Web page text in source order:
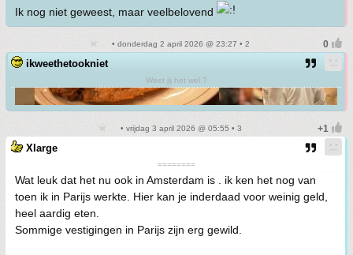
Ik nog niet geweest, maar veelbelovend
• donderdag 2 april 2026 @ 23:27 • 2
ikweethetookniet
Weet jij het wel ?
• vrijdag 3 april 2026 @ 05:55 • 3
Xlarge
========
Wat leuk dat het nu ook in Amsterdam is . ik ken het nog van
toen ik in Parijs werkte. Hier kan je inderdaad voor weinig geld,
heel aardig eten.
Sommige vestigingen in Parijs zijn erg gewild.